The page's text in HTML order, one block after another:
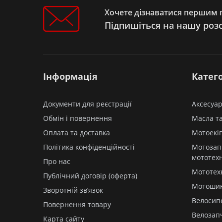
Мотоцикли PIT-BIKE
Мотоцикли
Мопеди
Хочете дізнаватися першим
Підпишіться на нашу
Інформація
Документи для реєстрації
Обмін і повернення
Оплата та доставка
Політика конфіденційності
Про нас
Публічний договір (оферта)
Зворотній зв’язок
Повернення товару
Карта сайту
Масла